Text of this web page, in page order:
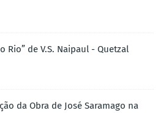
Rio” de V.S. Naipaul - Quetzal
da Obra de José Saramago na